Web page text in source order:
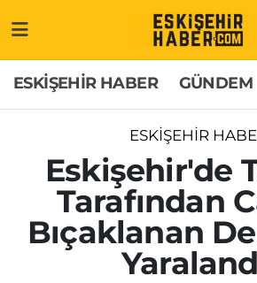
ESKİŞEHİR HABER GÜNDEM
ESKİŞEHİR
Eskişehir'de
Tarafından
Bıçaklanan
GÜNDEM
ASAYİŞ
SİYASET
EKONOMİ
Hakkımızda
İletişim
Künye
Odunpazarı Trafik
Süper Lig Puan Durumu
Tüm Manşetler
Son Dakika Haberleri